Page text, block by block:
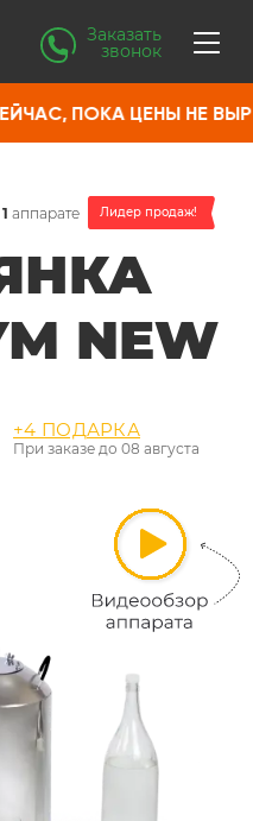
Заказать
звонок
НЕ ВЫРОСЛИ
NEW
1 аппарате Лидер продаж!
+4 ПОДАРКА
При заказе до08 августа